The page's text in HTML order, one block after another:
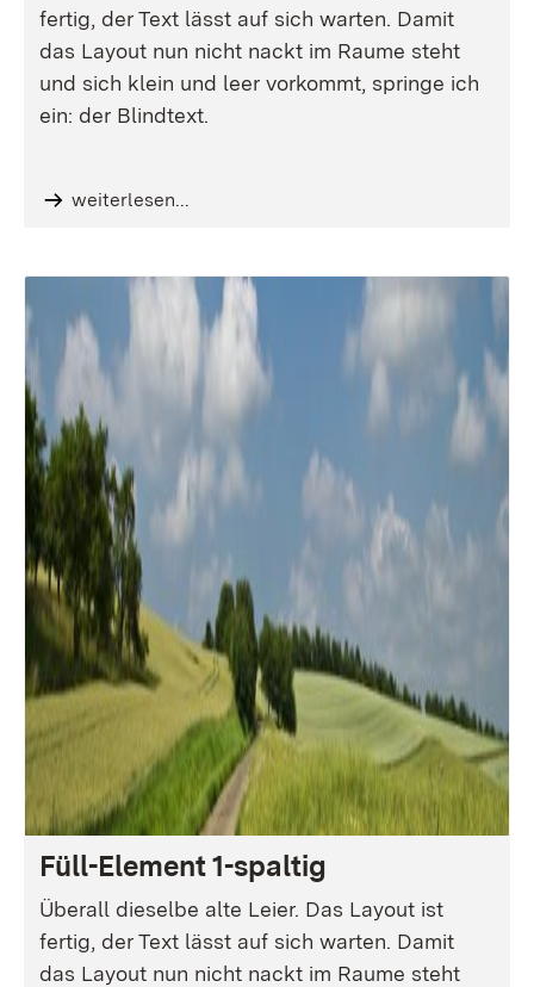
fertig, der Text lässt auf sich warten. Damit
das Layout nun nicht nackt im Raume steht
und sich klein und leer vorkommt, springe ich
ein: der Blindtext.
weiterlesen...
Füll-Element 1-spaltig
Überall dieselbe alte Leier. Das Layout ist
fertig, der Text lässt auf sich warten. Damit
das Layout nun nicht nackt im Raume steht